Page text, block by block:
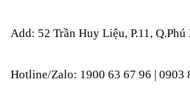
Add: 52 Trần Huy Liệu, P.11,
Hotline/Zalo: 1900 63 67 96 | 0903